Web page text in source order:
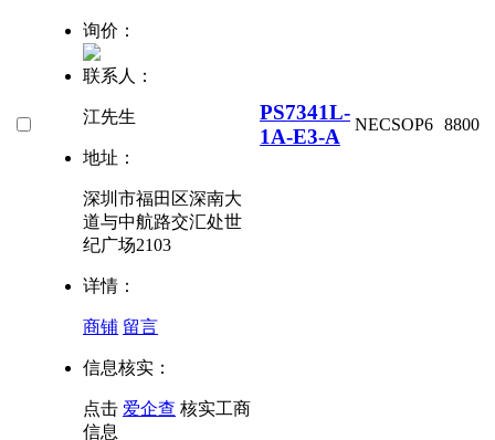
询价：
联系人：
江先生
地址：
深圳市福田区深南大
道与中航路交汇处世
纪广场2103
详情：
商铺 留言
信息核实：
点击 爱企查 核实工商
信息
PS7341L-
1A-E3-A
NECSOP6 8800